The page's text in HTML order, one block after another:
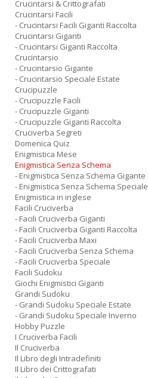
Crucintarsi & Crittografati
Crucintarsi Facili
- Crucintarsi Facili Giganti Raccolta
Crucintarsi Giganti
- Crucintarsi Giganti Raccolta
Crucintarsio
- Crucintarsio Gigante
- Crucintarsio Speciale Estate
Crucipuzzle
- Crucipuzzle Facili
- Crucipuzzle Giganti
- Crucipuzzle Giganti Raccolta
Cruciverba Segreti
Domenica Quiz
Enigmistica Mese
Enigmistica Senza Schema
- Enigmistica Senza Schema Gigante
- Enigmistica Senza Schema Speciale
Enigmistica in inglese
Facili Cruciverba
- Facili Cruciverba Giganti
- Facili Cruciverba Giganti Raccolta
- Facili Cruciverba Maxi
- Facili Cruciverba Senza Schema
- Facili Cruciverba Speciale
Facili Sudoku
Giochi Enigmistici Giganti
Grandi Sudoku
- Grandi Sudoku Speciale Estate
- Grandi Sudoku Speciale Inverno
Hobby Puzzle
I Cruciverba Facili
Il Cruciverba
Il Libro degli Intradefiniti
Il Libro dei Crittografati